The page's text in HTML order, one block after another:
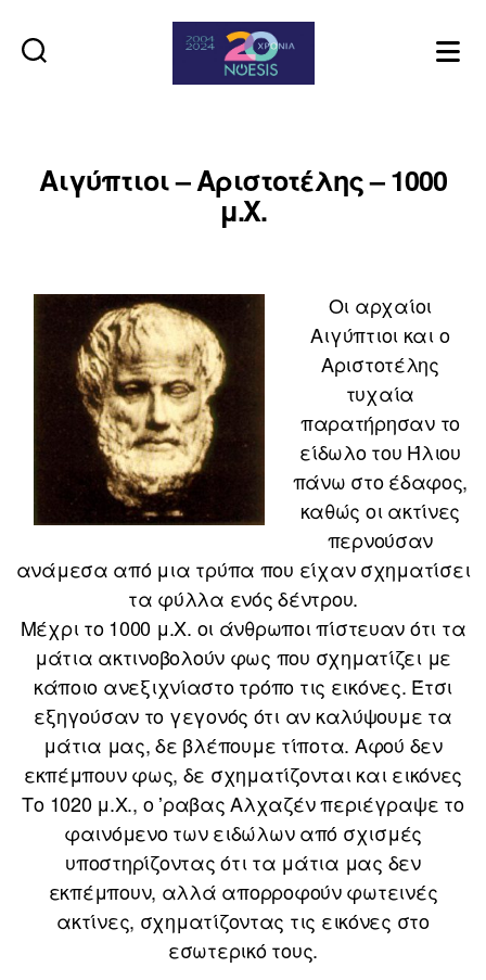
Αιγύπτιοι – Αριστοτέλης – 1000
μ.Χ.
Οι αρχαίοι
Αιγύπτιοι και ο
Αριστοτέλης
τυχαία
παρατήρησαν το
είδωλο του Ήλιου
πάνω στο έδαφος,
καθώς οι ακτίνες
περνούσαν
ανάμεσα από μια τρύπα που είχαν σχηματίσει
τα φύλλα ενός δέντρου.
Μέχρι το 1000 μ.Χ. οι άνθρωποι πίστευαν ότι τα
μάτια ακτινοβολούν φως που σχηματίζει με
κάποιο ανεξιχνίαστο τρόπο τις εικόνες. Έτσι
εξηγούσαν το γεγονός ότι αν καλύψουμε τα
μάτια μας, δε βλέπουμε τίποτα. Αφού δεν
εκπέμπουν φως, δε σχηματίζονται και εικόνες
Το 1020 μ.Χ., ο ʼραβας Αλχαζέν περιέγραψε το
φαινόμενο των ειδώλων από σχισμές
υποστηρίζοντας ότι τα μάτια μας δεν
εκπέμπουν, αλλά απορροφούν φωτεινές
ακτίνες, σχηματίζοντας τις εικόνες στο
εσωτερικό τους.